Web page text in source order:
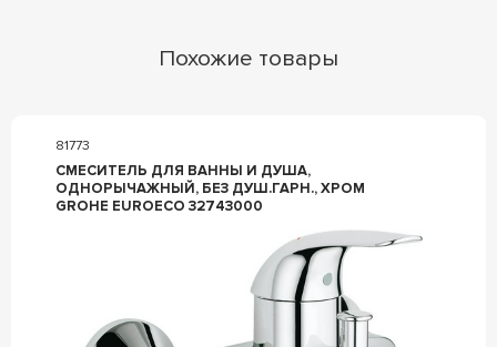
Похожие товары
81773
СМЕСИТЕЛЬ ДЛЯ ВАННЫ И ДУША,
ОДНОРЫЧАЖНЫЙ, БЕЗ ДУШ.ГАРН., ХРОМ
GROHE EUROECO 32743000